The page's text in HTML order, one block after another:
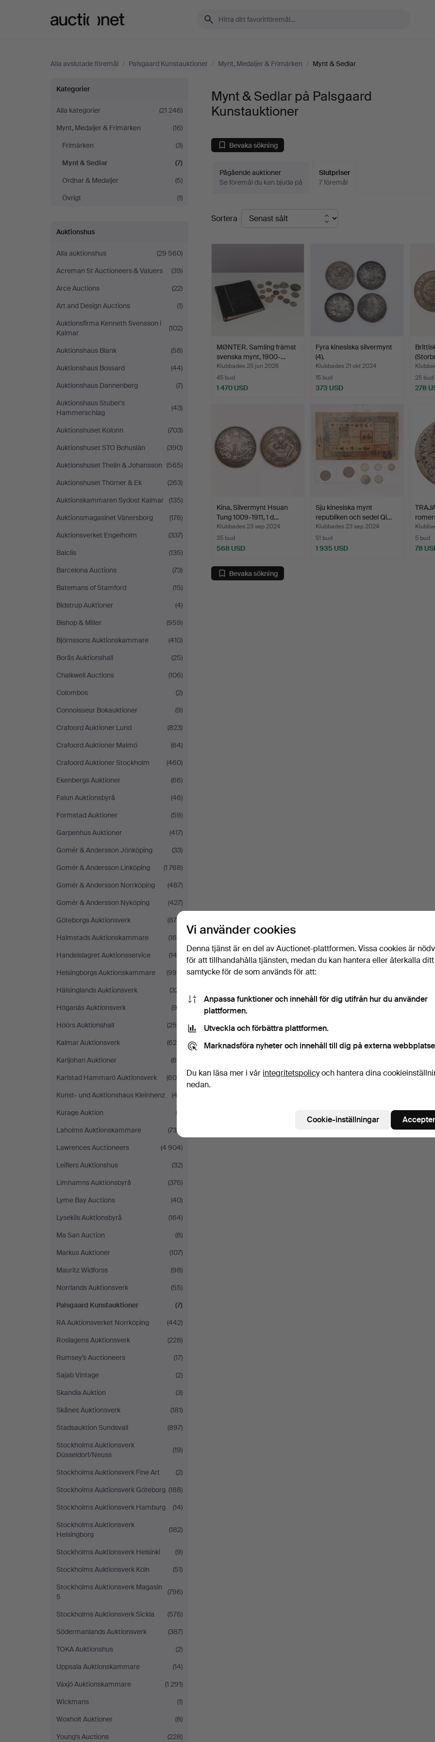
Alla avslutade föremål / Palsgaard Kunstauktioner / Mynt, Medaljer & Frimärken / Mynt & Sedlar
Mynt
&
Sedlar
på
Palsgaard
Kunstauktioner
Kategorier
Alla kategorier
(21 246)
Mynt, Medaljer & Frimärken
(16)
Frimärken
(3)
Mynt & Sedlar
(7)
Ordnar & Medaljer
(5)
Övrigt
(1)
Auktionshus
Alla auktionshus
(29 560)
Acreman St Auctioneers & Valuers
(39)
Arce Auctions
(22)
Art and Design Auctions
(1)
Auktionsfirma Kenneth Svensson i
Kalmar
(102)
Auktionshaus Blank
(58)
Auktionshaus Bossard
(44)
Auktionshaus Dannenberg
(7)
Auktionshaus Stuber's
Hammerschlag
(43)
Auktionshuset Kolonn
(703)
Auktionshuset STO Bohuslän
(390)
Auktionshuset Thelin & Johansson (565)
Auktionshuset Thörner & Ek
(263)
Auktionskammaren Sydost Kalmar
(135)
Auktionsmagasinet Vänersborg
(176)
Auktionsverket Engelholm
(337)
Balclis
(135)
Barcelona Auctions
(73)
Batemans of Stamford
(15)
Bidstrup Auktioner
(4)
Bishop & Miller
(959)
Björnssons Auktionskammare
(410)
Borås Auktionshall
(25)
Chalkwell Auctions
(106)
Colombos
(2)
Connoisseur Bokauktioner
(9)
Crafoord Auktioner Lund
(823)
Crafoord Auktioner Malmö
(64)
Crafoord Auktioner Stockholm
(460)
Ekenbergs Auktioner
(66)
Falun Auktionsbyrå
(46)
Formstad Auktioner
(59)
Garpenhus Auktioner
(417)
Gomér & Andersson Jönköping
(33)
Gomér & Andersson Linköping
(1 768)
Gomér & Andersson Norrköping
(487)
Gomér & Andersson Nyköping
(427)
Göteborgs Auktionsverk
(870)
Halmstads Auktionskammare
(169)
Handelslagret Auktionsservice
(143)
Helsingborgs Auktionskammare
(998)
Hälsinglands Auktionsverk
(321)
Höganäs Auktionsverk
(92)
Höörs Auktionshall
(250)
Kalmar Auktionsverk
(629)
Karljohan Auktioner
(65)
Karlstad Hammarö Auktionsverk
(605)
Kunst- und Auktionshaus Kleinhenz
(47)
Kurage Auktion
(3)
Laholms Auktionskammare
(739)
Lawrences Auctioneers
(4 904)
Leiflers Auktionshus
(32)
Limhamns Auktionsbyrå
(376)
Lyme Bay Auctions
(40)
Lysekils Auktionsbyrå
(164)
Ma San Auction
(8)
Markus Auktioner
(107)
Mauritz Widforss
(98)
Norrlands Auktionsverk
(55)
Palsgaard Kunstauktioner
(7)
RA Auktionsverket Norrköping
(442)
Roslagens Auktionsverk
(228)
Rumsey’s Auctioneers
(17)
Sajab Vintage
(2)
Skandia Auktion
(3)
Skånes Auktionsverk
(181)
Stadsauktion Sundsvall
(897)
Stockholms Auktionsverk
Düsseldorf/Neuss
(19)
Stockholms Auktionsverk Fine Art
(2)
Stockholms Auktionsverk Göteborg (188)
Stockholms Auktionsverk Hamburg
(14)
Stockholms Auktionsverk
Helsingborg
(182)
Stockholms Auktionsverk Helsinki
(9)
Stockholms Auktionsverk Köln
(51)
Stockholms Auktionsverk Magasin
5
(796)
Stockholms Auktionsverk Sickla
(576)
Södermanlands Auktionsverk
(387)
TOKA Auktionshus
(2)
Uppsala Auktionskammare
(14)
Växjö Auktionskammare
(1 291)
Wickmans
(1)
Woxholt Auktioner
(8)
Young's Auctions
(228)
Mynt & Sedlar på Palsgaard
Kunstauktioner
Bevaka sökning
Pågående auktioner
Se föremål du kan bjuda på
Slutpriser
7 föremål
Slutpriser
Sortera
MØNTER. Samling främst
svenska mynt, 1900-…
Klubbades 25 jun 2026
45 bud
1 470 USD
Fyra kinesiska silvermynt
(4).
Klubbades 21 okt 2024
15 bud
373 USD
25 bud
278
Kina, Silvermynt Hsuan
Tung 1009-1911, 1 d…
Klubbades 23 sep 2024
35 bud
568 USD
Sju kinesiska mynt
republiken och sedel Qi…
Klubbades 23 sep 2024
51 bud
1 935 USD
5 bud
78
Bevaka sökning
Vi använder cookies
Denna tjänst är en del av Auctionet-plattformen. Vissa cookies är
för att tillhandahålla tjänsten, medan du kan hantera eller återkalla ditt
samtycke för de som används för att:
Anpassa funktioner och innehåll för dig utifrån hur du använder
plattformen.
Utveckla och förbättra plattformen.
Marknadsföra nyheter och innehåll till dig på externa
Du kan läsa mer i vår integritetspolicyoch hantera dina
nedan.
Cookie-inställningar